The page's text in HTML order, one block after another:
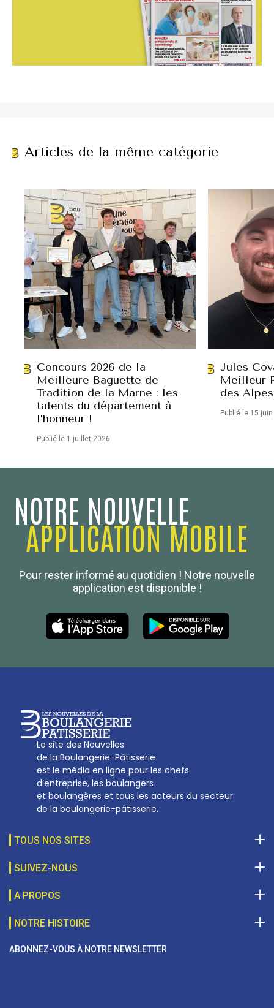
Articles de la même catégorie
Concours 2026 de la
Meilleure Baguette de
Tradition de la Marne : les
talents du département à
l’honneur !
Publié le 1 juillet 2026
Jules
Meilleur
des
Publié le 15
NOTRE NOUVELLE
APPLICATION MOBILE
Pour rester informé au quotidien ! Notre nouvelle
application est disponible !
Le site des Nouvelles
de la Boulangerie-Pâtisserie
est le média en ligne pour les chefs
d’entreprise, les boulangers
et boulangères et tous les acteurs du secteur
de la boulangerie-pâtisserie.
TOUS NOS SITES
Boulanger de France
SUIVEZ-NOUS
A PROPOS
Les Nouvelles de la Boulangerie-Pâtisserie Française
27, av d’Eylau - 75782 Paris Cédex 16
01 53 70 16 25
NOTRE HISTOIRE
ABONNEZ-VOUS À NOTRE NEWSLETTER